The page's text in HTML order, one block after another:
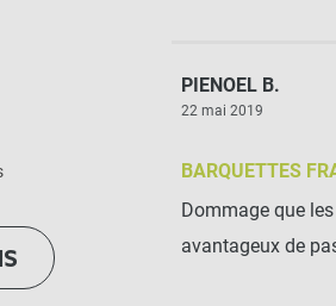
PIENOEL B.
22 mai 2019
BARQUETTES
Dommage que
avantageux de